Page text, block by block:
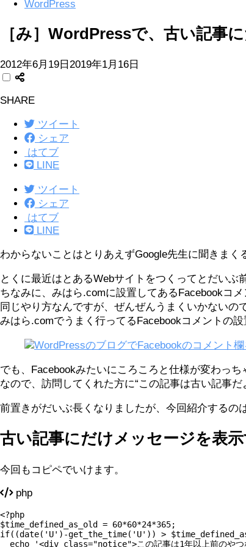
WordPress
［み］WordPressで、古い記事
2012年6月19日 2019年1月16日
SHARE
ツイート
シェア
はてブ
LINE
ツイート
シェア
はてブ
LINE
わからないことはとりあえずGoogle先生に聞きまく
とくに最近はとあるWebサイトをつくってとだいぶ
ちなみに、みはら.comに設置してあるFacebookコ
同じやり方なんですが、ぜんぜんうまくいかないの
みはら.comでうまく行ってるFacebookコメントの設
WordPressのブログでFacebookのコメント
でも、Facebookみたいにころころと仕様が変わっ
なので、訪問してくれた方に“この記事は古い記事だ
前置きがだいぶ長くなりましたが、今回紹介するの
古い記事にだけメッセージを表
今回もコピペでいけます。
php
<?php
$time_defined_as_old = 60*60*24*365;
if((date('U')-get_the_time('U')) >
echo '<div class="notice">この記事は1年以上前のやつ